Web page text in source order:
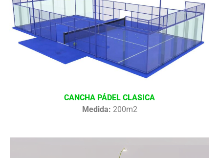
CANCHA PÁDEL CLASICA
Medida: 200m2